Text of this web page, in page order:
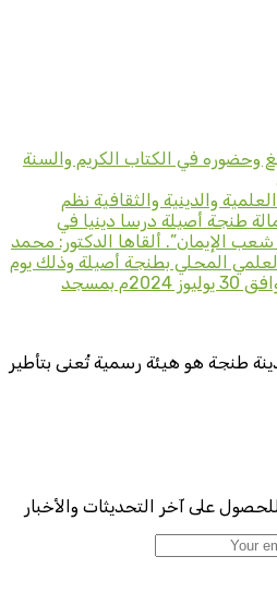
وحضوره في الكتاب الكريم والسنة
والدينية والثقافية نظم
طنجة أصيلة درسا دينيا في
الإيمان”. ألقاها الدكتور: محمد
المحلي بطنجة أصيلة وذلك يوم
الثلاثاء 24 محرم 1446ه الموافق 30 يوليوز 2024م بمسجد
طنجة هو هيئة رسمية تُعنى بتأطير
على آخر التحديثات والأخبار